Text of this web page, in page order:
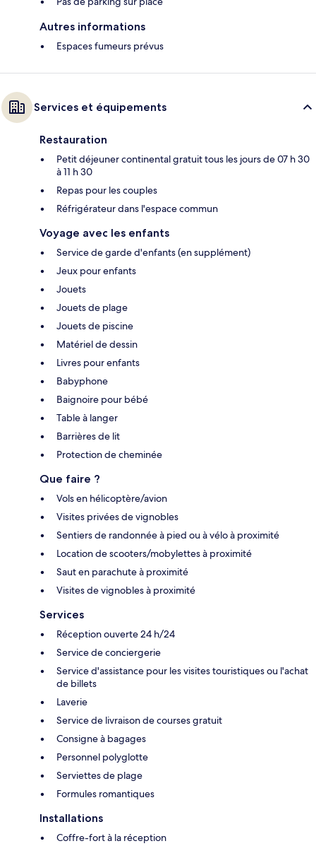
Autres informations
Espaces fumeurs prévus
Services et équipements
Restauration
Petit déjeuner continental gratuit tous les jours de 07 h 30
à 11 h 30
Repas pour les couples
Réfrigérateur dans l'espace commun
Voyage avec les enfants
Service de garde d'enfants (en supplément)
Jeux pour enfants
Jouets
Jouets de plage
Jouets de piscine
Matériel de dessin
Livres pour enfants
Babyphone
Baignoire pour bébé
Table à langer
Barrières de lit
Protection de cheminée
Que faire ?
Vols en hélicoptère/avion
Visites privées de vignobles
Sentiers de randonnée à pied ou à vélo à proximité
Location de scooters/mobylettes à proximité
Saut en parachute à proximité
Visites de vignobles à proximité
Services
Réception ouverte 24 h/24
Service de conciergerie
Service d'assistance pour les visites touristiques ou l'achat
de billets
Laverie
Service de livraison de courses gratuit
Consigne à bagages
Personnel polyglotte
Serviettes de plage
Formules romantiques
Installations
Coffre-fort à la réception